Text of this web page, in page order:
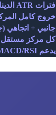
فترات ATR الديناميكية
خروج كامل
جانبي + اتجاهي
كل مركز مستقل
يدعم MACD/RSI ومؤشرات متعددة